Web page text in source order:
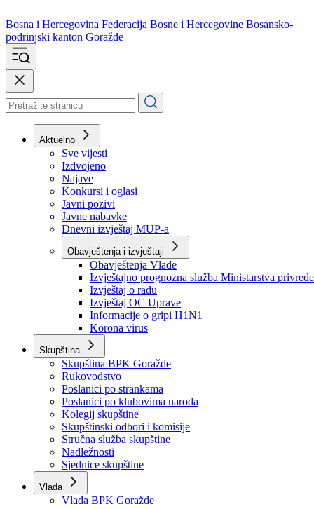
Bosna i Hercegovina
podrinjski kanton Goražde
Aktuelno
Sve vijesti
Izdvojeno
Najave
Konkursi i oglasi
Javni pozivi
Javne nabavke
Dnevni izvještaj MUP-a
Obavještenja i izvještaji
Obavještenja Vlade
Izvještajno prognozna služba Ministarstva privrede
Izvještaj o radu
Izvještaj OC Uprave
Informacije o gripi H1N1
Korona virus
Skupština
Skupština BPK Goražde
Rukovodstvo
Poslanici po strankama
Poslanici po klubovima naroda
Kolegij skupštine
Skupštinski odbori i komisije
Stručna služba skupštine
Nadležnosti
Sjednice skupštine